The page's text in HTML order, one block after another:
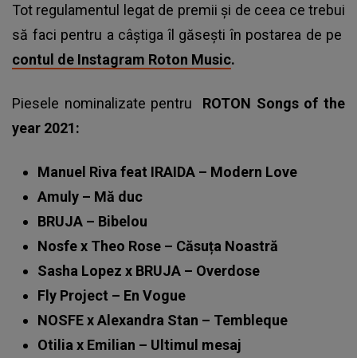
Tot regulamentul legat de premii și de ceea ce trebui
să faci pentru a câștiga îl găsești în postarea de pe
contul de Instagram Roton Music.
Piesele nominalizate pentru ROTON Songs of the
year 2021:
Manuel Riva feat IRAIDA – Modern Love
Amuly – Mă duc
BRUJA – Bibelou
Nosfe x Theo Rose – Căsuța Noastră
Sasha Lopez x BRUJA – Overdose
Fly Project – En Vogue
NOSFE x Alexandra Stan – Tembleque
Otilia x Emilian – Ultimul mesaj